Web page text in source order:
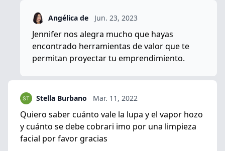
Angélica de Jun. 23, 2023
Jennifer nos alegra mucho que hayas
encontrado herramientas de valor que te
permitan proyectar tu emprendimiento.
Stella Burbano Mar. 11, 2022
Quiero saber cuánto vale la lupa y el vapor hozo
y cuánto se debe cobrari imo por una limpieza
facial por favor gracias